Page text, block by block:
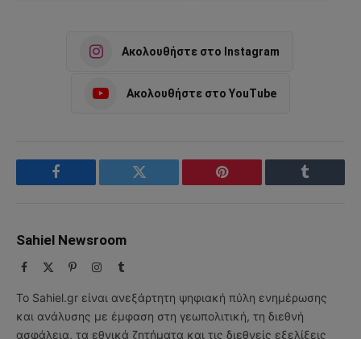
Ακολουθήστε στο Instagram
Ακολουθήστε στο YouTube
Facebook Twitter Pinterest Tumblr
Sahiel Newsroom
Facebook PinterestInstagram
Tumblr
Το Sahiel.gr είναι ανεξάρτητη ψηφιακή πύλη ενημέρωσης
και ανάλυσης με έμφαση στη γεωπολιτική, τη διεθνή
ασφάλεια, τα εθνικά ζητήματα και τις διεθνείς εξελίξεις